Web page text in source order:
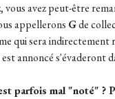
vous avez peut-être
appellerons Gde
qui sera indirectement
annoncé s'évaderont
parfois mal "noté" ?